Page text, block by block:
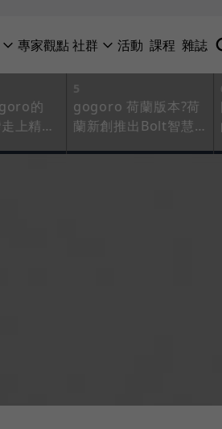
專家觀點社群 活動 課程 雜誌
的
上精品
5
gogoro 荷蘭版本?荷
蘭新創推出Bolt智慧